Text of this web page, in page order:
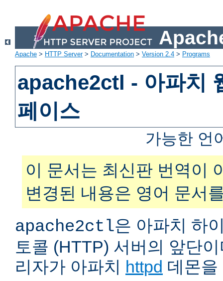
Apache > HTTP Server> Documentation > Version 2.4 > Programs
apache2ctl - 아파치
페이스
가능한 언
이 문서는 최신판 번역이
변경된 내용은 영어 문서
apache2ctl은 아파치 하
토콜 (HTTP) 서버의 앞단
리자가 아파치 httpd 데몬을